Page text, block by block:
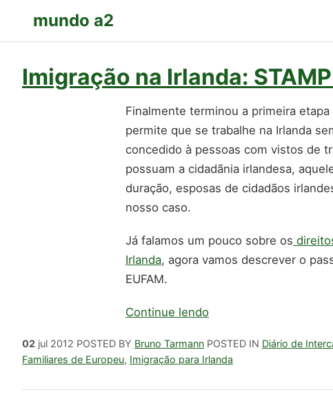
mundo a2
Imigração na Irlanda:
Finalmente terminou a primeira
permite que se trabalhe na Irlanda
concedido à pessoas com vistos de
possuam a cidadãnia irlandesa,
duração, esposas de cidadãos
nosso caso.
Já falamos um pouco sobre os
Irlanda, agora vamos descrever o
EUFAM.
Continue lendo
02 jul 2012 POSTED BY Bruno Tarmann POSTED IN Diário de
Familiares de Europeu, Imigração para Irlanda